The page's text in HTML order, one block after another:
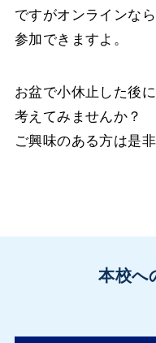
ですがオンラインな
参加できますよ。
お盆で小休止した後
考えてみませんか？
ご興味のある方は是
本校へ